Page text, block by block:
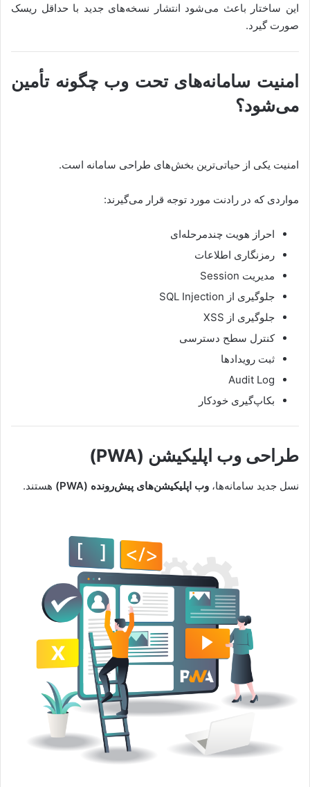
این ساختار باعث می‌شود انتشار نسخه‌های جدید با حداقل ریسک
صورت گیرد.
امنیت سامانه‌های تحت وب چگونه تأمین
می‌شود؟
امنیت یکی از حیاتی‌ترین بخش‌های طراحی سامانه است.
مواردی که در رادنت مورد توجه قرار می‌گیرند:
احراز هویت چندمرحله‌ای
رمزنگاری اطلاعات
مدیریت Session
جلوگیری از SQL Injection
جلوگیری از XSS
کنترل سطح دسترسی
ثبت رویدادها
Audit Log
بکاپ‌گیری خودکار
طراحی وب اپلیکیشن (PWA)
نسل جدید سامانه‌ها، وب اپلیکیشن‌های پیش‌رونده (PWA) هستند.